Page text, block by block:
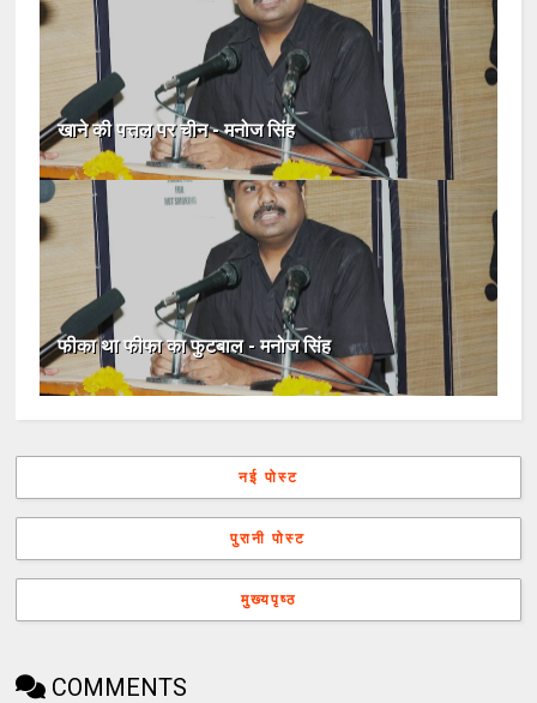
खाने की पत्तल पर चीन - मनोज सिंह
फीका था फीफा का फुटबाल - मनोज सिंह
नई पोस्ट
पुरानी पोस्ट
मुख्यपृष्ठ
COMMENTS